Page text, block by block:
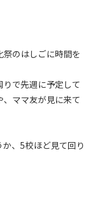
のはしごに時間を
で先週に予定して
ママ友が見に来て
、5校ほど見て回り